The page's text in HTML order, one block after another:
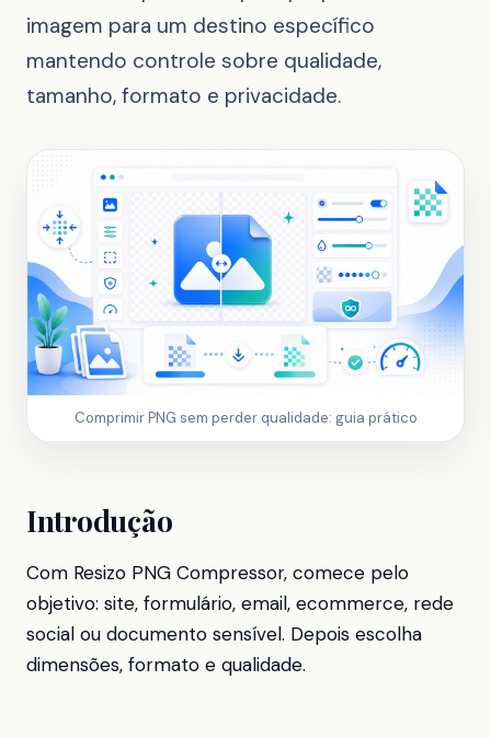
imagem para um destino específico
mantendo controle sobre qualidade,
tamanho, formato e privacidade.
Comprimir PNG sem perder qualidade: guia prático
Introdução
Com Resizo PNG Compressor, comece pelo
objetivo: site, formulário, email, ecommerce, rede
social ou documento sensível. Depois escolha
dimensões, formato e qualidade.